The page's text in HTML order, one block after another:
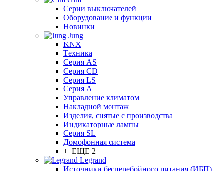
Серии выключателей
Оборудование и функции
Новинки
Jung
KNX
Tехника
Серия AS
Серия CD
Серия LS
Серия A
Управление климатом
Накладной монтаж
Изделия, снятые с производства
Индикаторные лампы
Серия SL
Домофонная система
+ ЕЩЕ 2
Legrand
Источники бесперебойного питания (ИБП)